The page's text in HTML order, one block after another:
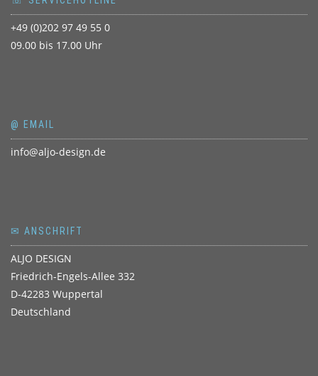
+49 (0)202 97 49 55 0
09.00 bis 17.00 Uhr
@ EMAIL
info@aljo-design.de
✉ ANSCHRIFT
ALJO DESIGN
Friedrich-Engels-Allee 332
D-42283 Wuppertal
Deutschland